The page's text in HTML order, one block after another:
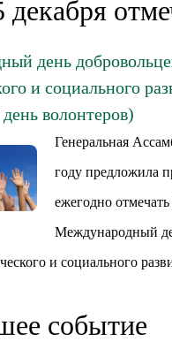
декабря
день
и социального
волонтеров)
Генеральная
году предложила
ежегодно
Международный
и социального
событие